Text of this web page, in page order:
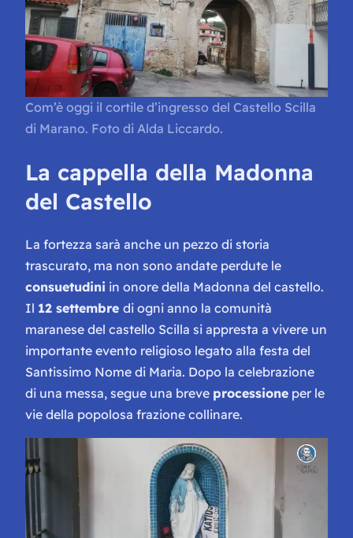
Com’è oggi il cortile d’ingresso del Castello Scilla
di Marano. Foto di Alda Liccardo.
La cappella della Madonna
del Castello
La fortezza sarà anche un pezzo di storia
trascurato, ma non sono andate perdute le
consuetudini in onore della Madonna del castello.
Il 12 settembre di ogni anno la comunità
maranese del castello Scilla si appresta a vivere un
importante evento religioso legato alla festa del
Santissimo Nome di Maria. Dopo la celebrazione
di una messa, segue una breve processione per le
vie della popolosa frazione collinare.